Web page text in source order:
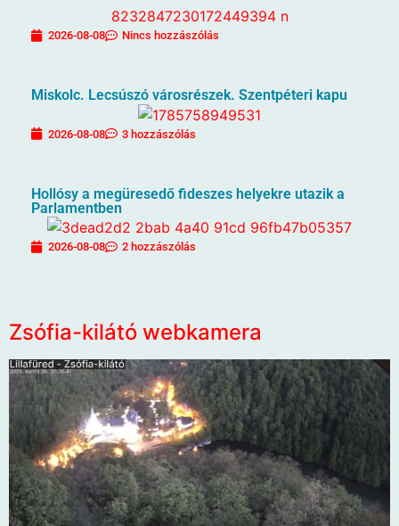
2026-08-08 Nincs hozzászólás
Miskolc. Lecsúszó városrészek. Szentpéteri kapu
2026-08-08 3 hozzászólás
Hollósy a megüresedő fideszes helyekre utazik a
Parlamentben
2026-08-08 2 hozzászólás
Zsófia-kilátó webkamera